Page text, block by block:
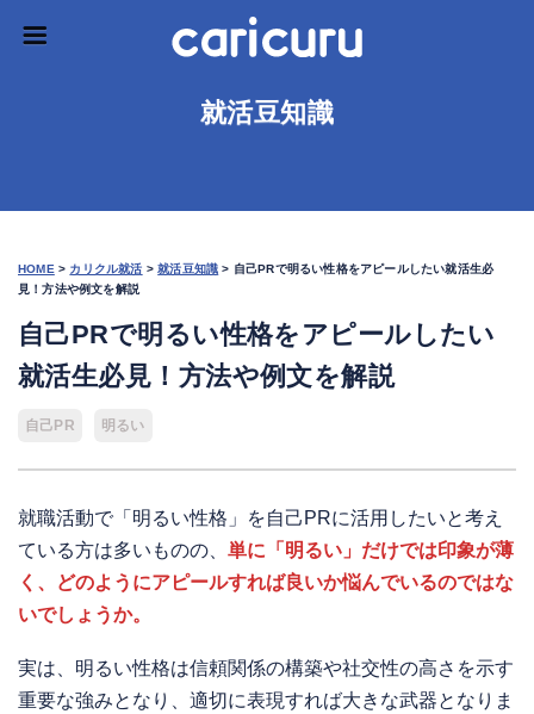
就活豆知識
HOME > カリクル就活 >就活豆知識 > 自己PRで明るい性格をアピールしたい就活生必
見！方法や例文を解説
自己PRで明るい性格をアピールしたい
就活生必見！方法や例文を解説
自己PR 明るい
就職活動で「明るい性格」を自己PRに活用したいと考え
ている方は多いものの、 単に「明るい」だけでは印象が薄
く、どのようにアピールすれば良いか悩んでいるのではな
いでしょうか。
実は、明るい性格は信頼関係の構築や社交性の高さを示す
重要な強みとなり、適切に表現すれば大きな武器となりま